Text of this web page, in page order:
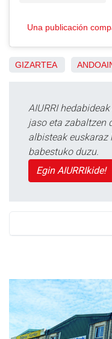
Una publicación
GIZARTEA
AIURRI
jaso eta zabaltzen
albisteak
babestuko duzu.
Egin AIURRIkide!